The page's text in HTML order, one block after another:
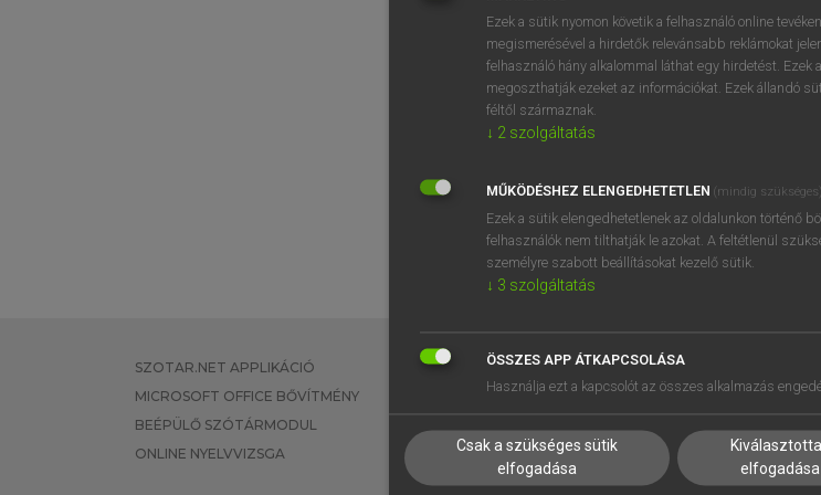
BELÉPÉS
SZOTAR.NET APPLIKÁCIÓ
MICROSOFT OFFICE BŐVÍTMÉNY
BEÉPÜLŐ SZÓTÁRMODUL
ONLINE NYELVVIZSGA
EGYÉNI FELHASZNÁLÓKNAK
TANULÓKNAK
VÁLLALATI MEGOLDÁSOK
SÚGÓ
RÓLUNK
SÜTI BEÁLLÍTÁSOK
Ezek a sütik nyomon követik a felhasználó online
megismerésével a hirdetők relevánsabb reklámokat
felhasználó hány alkalommal láthat egy hirdetést.
megoszthatják ezeket az információkat. Ezek állandó
féltől származnak.
↓ 2 szolgáltatás
MŰKÖDÉSHEZ ELENGEDHETETLEN (mindig szükséges)
Ezek a sütik elengedhetetlenek az oldalunkon történő
felhasználók nem tilthatják le azokat. A feltétlenül
személyre szabott beállításokat kezelő sütik.
↓ 3 szolgáltatás
ÖSSZES APP ÁTKAPCSOLÁSA
Használja ezt a kapcsolót az összes alkalmazás
Csak a szükséges sütik
elfogadása
elfogadása